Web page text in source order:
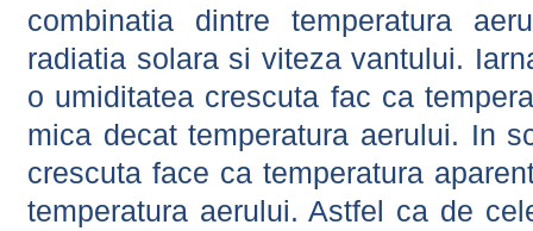
combinatia dintre temperatura
radiatia solara si viteza vantului.
o umiditatea crescuta fac ca
mica decat temperatura aerului. In
crescuta face ca temperatura
temperatura aerului. Astfel ca de